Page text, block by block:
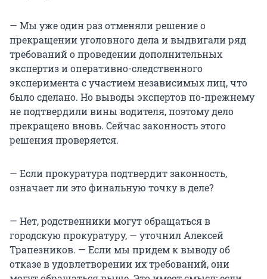
— Мы уже один раз отменяли решение о
прекращении уголовного дела и выдвигали ряд
требований о проведении дополнительных
экспертиз и оперативно-следственного
эксперимента с участием независимых лиц, что
было сделано. Но выводы экспертов по-прежнему
не подтвердили вины водителя, поэтому дело
прекращено вновь. Сейчас законность этого
решения проверяется.
— Если прокуратура подтвердит законность,
означает ли это финальную точку в деле?
— Нет, родственники могут обращаться в
городскую прокуратуру, — уточнил Алексей
Трапезников. — Если мы придем к выводу об
отказе в удовлетворении их требований, они